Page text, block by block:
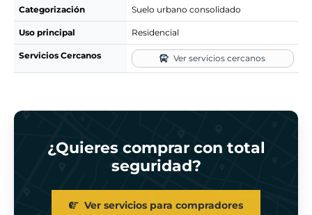
Categorización Suelo urbano consolidado
Uso principal Residencial
Servicios Cercanos Ver servicios cercanos
¿Quieres comprar con total
seguridad?
Ver servicios para compradores